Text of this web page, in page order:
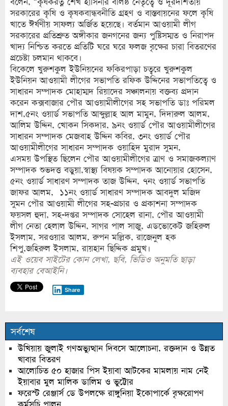
সরকারের কৃষি ও কৃষকবান্ধবনীতি গ্রহণ ও বাস্তবায়নের ফলে কৃষি
খাতে ঈর্ষণীয় সাফল্য অর্জিত হয়েছে। বর্তমান আওয়ামী লীগ
সরকারের প্রতিশ্রুত অঙ্গীকার জনগনের জন্য পুষ্টিসম্মত ও নিরাপদ
খাদ্য নিশ্চিত করতে প্রতিটি ঘরে ঘরে ফলজ বৃক্ষের চারা বিতরণের
প্রচেষ্টা চলমান থাকবে।
বিকেলে খুরুশকুল ইউনিয়নের ফকিরপাড়া চত্বরে খুরুশকুল
ইউনিয়ন আওয়ামী লীগের সভাপতি রফিক উদ্দিনের সভাপতিত্বে ও
সাধারন সম্পাদক মোহাম্মদ রিয়াদের সঞ্চালনায় বক্তব্য প্রদান
করেন কক্সবাজার পৌর আওয়ামীলীগের সহ সভাপতি ডাঃ পরিমল
দাশ,৫নং ওয়ার্ড সভাপতি আব্দুল্লাহ আল মামুন, দিদারুল আলম,
আলিম উদ্দিন, খোকন সিকদার, ৯নং ওয়ার্ড পৌর আওয়ামীলীগের
সাধারন সম্পাদক মেজবাহ উদ্দিন কবির, ৩নং ওয়ার্ড পৌর
আওয়ামীলীগের সাধারন সম্পাদক ওয়াহিদ মুরাদ সুমন,
এসময় উপস্থিত ছিলেন পৌর আওয়ামীলীগের ত্রাণ ও সমাজকল্যাণ
সম্পাদক শুভদত্ত বড়ুয়া,স্বাস্থ্য বিষয়ক সম্পাদক আনোয়ার হোসেন,
৫নং ওয়ার্ড সাধারণ সম্পাদক তাজ উদ্দিন, ৭নং ওয়ার্ড সভাপতি
জাফর আলম, ১১নং ওয়ার্ড সাধারণ সম্পাদক আবদুল মজিদ
সুমন পৌর আওয়ামী লীগের সহ-প্রচার ও প্রকাশনা সম্পাদক
ফয়সল হুদা, সহ-দপ্তর সম্পাদক সোহেল রানা, পৌর আওয়ামী
লীগ নেতা হেলাল উদ্দিন, সাগর পাল সাজু, এডভোকেট জহিরুল
ইসলাম, সরওয়ার আলম, রুপন মল্লিক, রাজেনুল হক
শিপু,জহিরুল ইসলাম, রায়হান ছিদ্দিক প্রমুখ।
এই ওয়েব সাইটের কোন লেখা, ছবি, ভিডিও অনুমতি ছাড়া
ব্যবহার বেআইনি।
Share
সর্বশেষ
উখিয়ায় জুলাই গণঅভ্যুত্থান দিবসে আলোচনা, রক্তদান ও উন্নত
খাবার বিতরণ
আলোচিত ৫০ হাজার পিস ইয়াবা আটকের মামলায় নাম নেই
ইয়াবার মুল মালিক ডালিম ও ভুট্টোর
ফরেস্ট রেঞ্জার্স ডে উপলক্ষে রাঙ্গুনিয়া ইকোপার্কে বৃক্ষরোপণ